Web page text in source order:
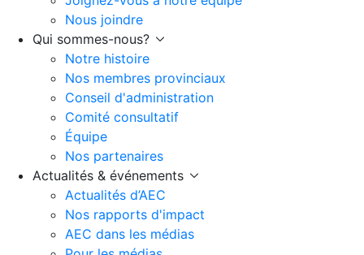
Nous joindre
Qui sommes-nous?
Notre histoire
Nos membres provinciaux
Conseil d'administration
Comité consultatif
Équipe
Nos partenaires
Actualités & événements
Actualités d’AEC
Nos rapports d'impact
AEC dans les médias